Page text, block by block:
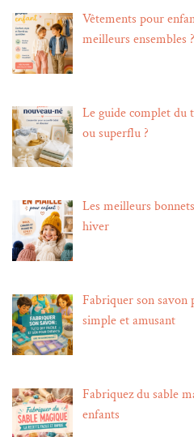
Vêtements pour
meilleurs ensembles ?
Le guide complet du
ou superflu ?
Les meilleurs
hiver
Fabriquer son
simple et amusant
Fabriquez du sable
enfants